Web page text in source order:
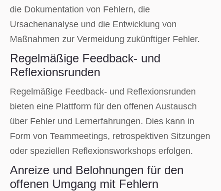
die Dokumentation von Fehlern, die
Ursachenanalyse und die Entwicklung von
Maßnahmen zur Vermeidung zukünftiger Fehler.
Regelmäßige Feedback- und
Reflexionsrunden
Regelmäßige Feedback- und Reflexionsrunden
bieten eine Plattform für den offenen Austausch
über Fehler und Lernerfahrungen. Dies kann in
Form von Teammeetings, retrospektiven Sitzungen
oder speziellen Reflexionsworkshops erfolgen.
Anreize und Belohnungen für den
offenen Umgang mit Fehlern